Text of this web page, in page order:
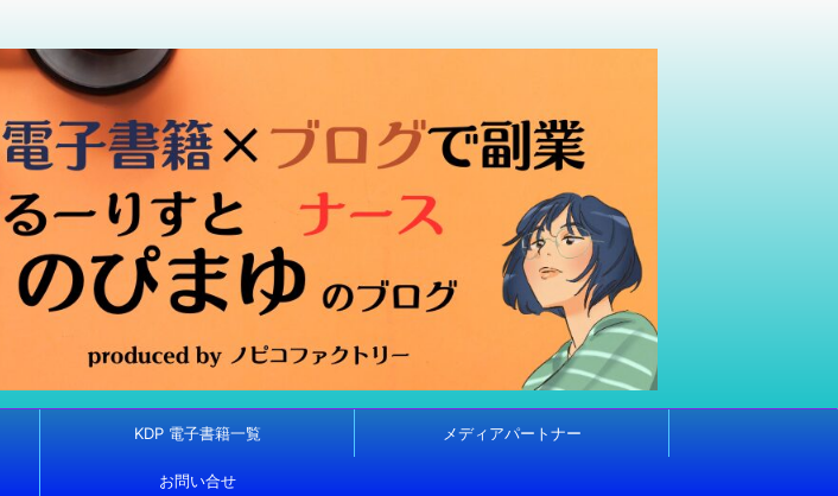
KDP 電子書籍一覧 メディアパートナー
お問い合せ